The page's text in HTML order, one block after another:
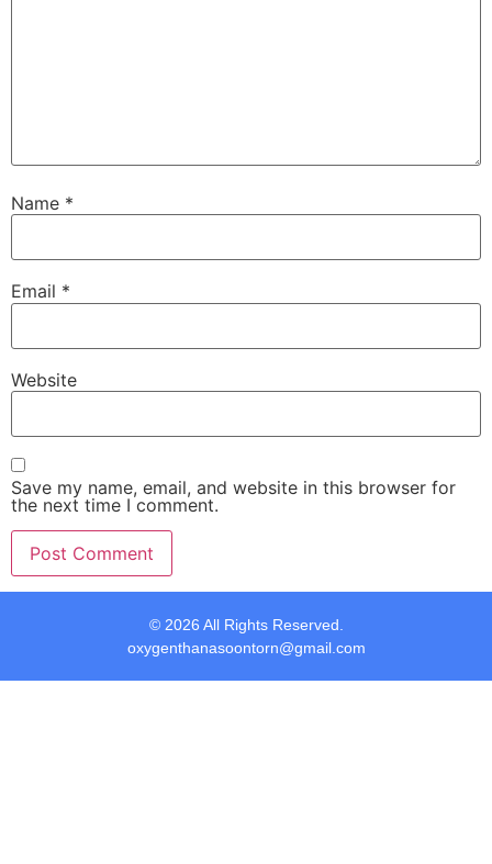
Name *
Email *
Website
Save my name, email, and website in this browser for
the next time I comment.
© 2026 All Rights Reserved.
oxygenthanasoontorn@gmail.com